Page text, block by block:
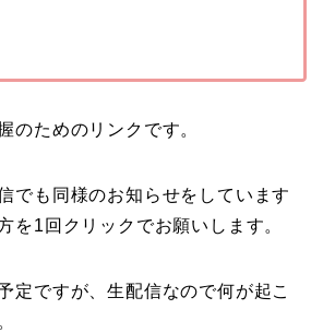
のためのリンクです。
でも同様のお知らせをしています
を1回クリックでお願いします。
定ですが、生配信なので何が起こ